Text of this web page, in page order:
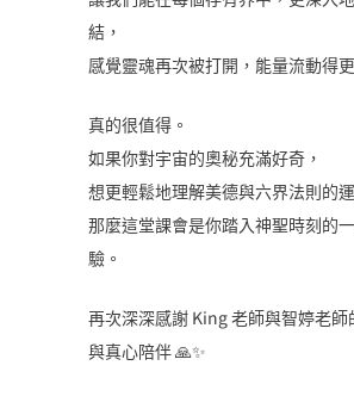
結，
感覺靈魂再次被打開，能量流動得
真的很值得。
如果你對宇宙的奧秘充滿好奇，
想更輕鬆地理解美德與六界法則的
那麼這堂課會是你踏入神聖時刻的
驗。
再次深深感謝 King 老師與智婷老師
與真心陪伴 🙏✨